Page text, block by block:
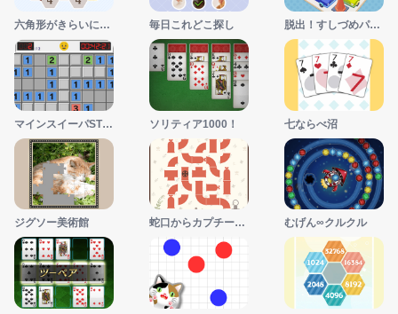
六角形がきらいになる迷路 毎日これどこ探し 脱出！すしづめパーキング
マインスイーパSTEP ソリティア1000！ 七ならべ沼
ジグソー美術館 蛇口からカプチーノ1000！ むげん∞クルクル